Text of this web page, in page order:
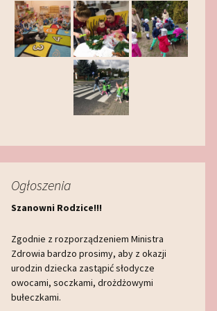
Ogłoszenia
Szanowni Rodzice!!!
Zgodnie z rozporządzeniem Ministra
Zdrowia bardzo prosimy, aby z okazji
urodzin dziecka zastąpić słodycze
owocami, soczkami, drożdżowymi
bułeczkami.